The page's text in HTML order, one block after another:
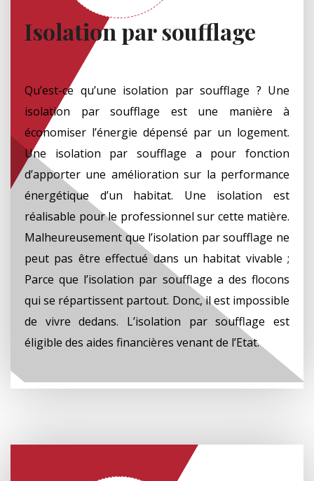
Isolation par soufflage
Qu’est-ce qu’une isolation par soufflage ? Une
isolation par soufflage est une manière à
économiser l’énergie dépensé par un logement.
Une isolation par soufflage a pour fonction
d’apporter une amélioration sur la performance
énergétique d’un habitat. Une isolation est
réalisable pour le professionnel sur cette matière.
Malheureusement que l’isolation par soufflage ne
peut pas être effectué dans un habitat vivable ;
Parce que l’isolation par soufflage a des flocons
qui se répartissent partout. Donc, il est impossible
de vivre dedans. L’isolation par soufflage est
éligible des aides financières venant de l’Etat.